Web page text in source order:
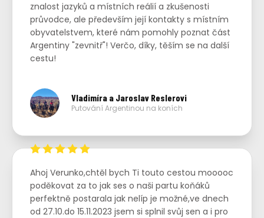
znalost jazyků a místních reálií a zkušenosti
průvodce, ale především její kontakty s místním
obyvatelstvem, které nám pomohly poznat část
Argentiny "zevnitř"! Verčo, díky, těším se na další
cestu!
Vladimíra a Jaroslav Reslerovi
Putování Argentinou na koních
Ahoj Verunko,chtěl bych Ti touto cestou mooooc
poděkovat za to jak ses o naši partu koňáků
perfektně postarala jak nelíp je možné,ve dnech
od 27.10.do 15.11.2023 jsem si splnil svůj sen a i pro